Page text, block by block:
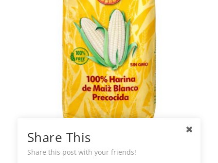
El Dorado Harina Precocida de Maíz
blanco
Share This
Share this post with your friends!